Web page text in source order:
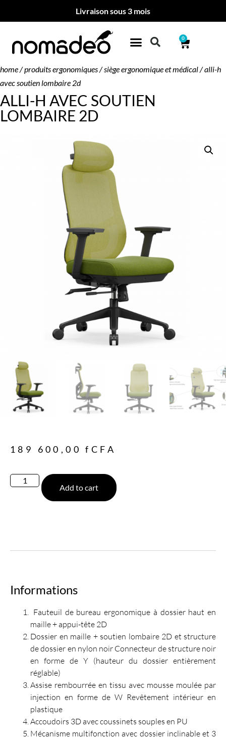
Livraison sous 3 mois
0
home/produits ergonomiques/siège ergonomique et médical/ alli-h
avec soutien lombaire 2d
ALLI-H AVEC SOUTIEN
LOMBAIRE 2D
189 600,00fCFA
Add to cart
Informations
Fauteuil de bureau ergonomique à dossier haut en
maille + appui-tête 2D
Dossier en maille + soutien lombaire 2D et structure
de dossier en nylon noir Connecteur de structure noir
en forme de Y (hauteur du dossier entièrement
réglable)
Assise rembourrée en tissu avec mousse moulée par
injection en forme de W Revêtement intérieur en
plastique
Accoudoirs 3D avec coussinets souples en PU
Mécanisme multifonction avec dossier inclinable et 3